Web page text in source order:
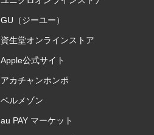
GU（ジーユー）
資生堂オンラインストア
Apple公式サイト
アカチャンホンポ
ベルメゾン
au PAY マーケット